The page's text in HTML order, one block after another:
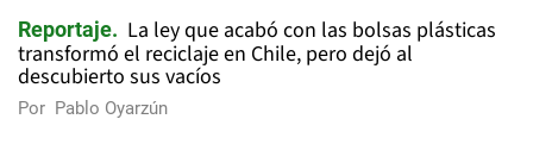
Reportaje
La ley que acabó con las bolsas plásticas
transformó el reciclaje en Chile, pero dejó al
descubierto sus vacíos
Por Pablo Oyarzún